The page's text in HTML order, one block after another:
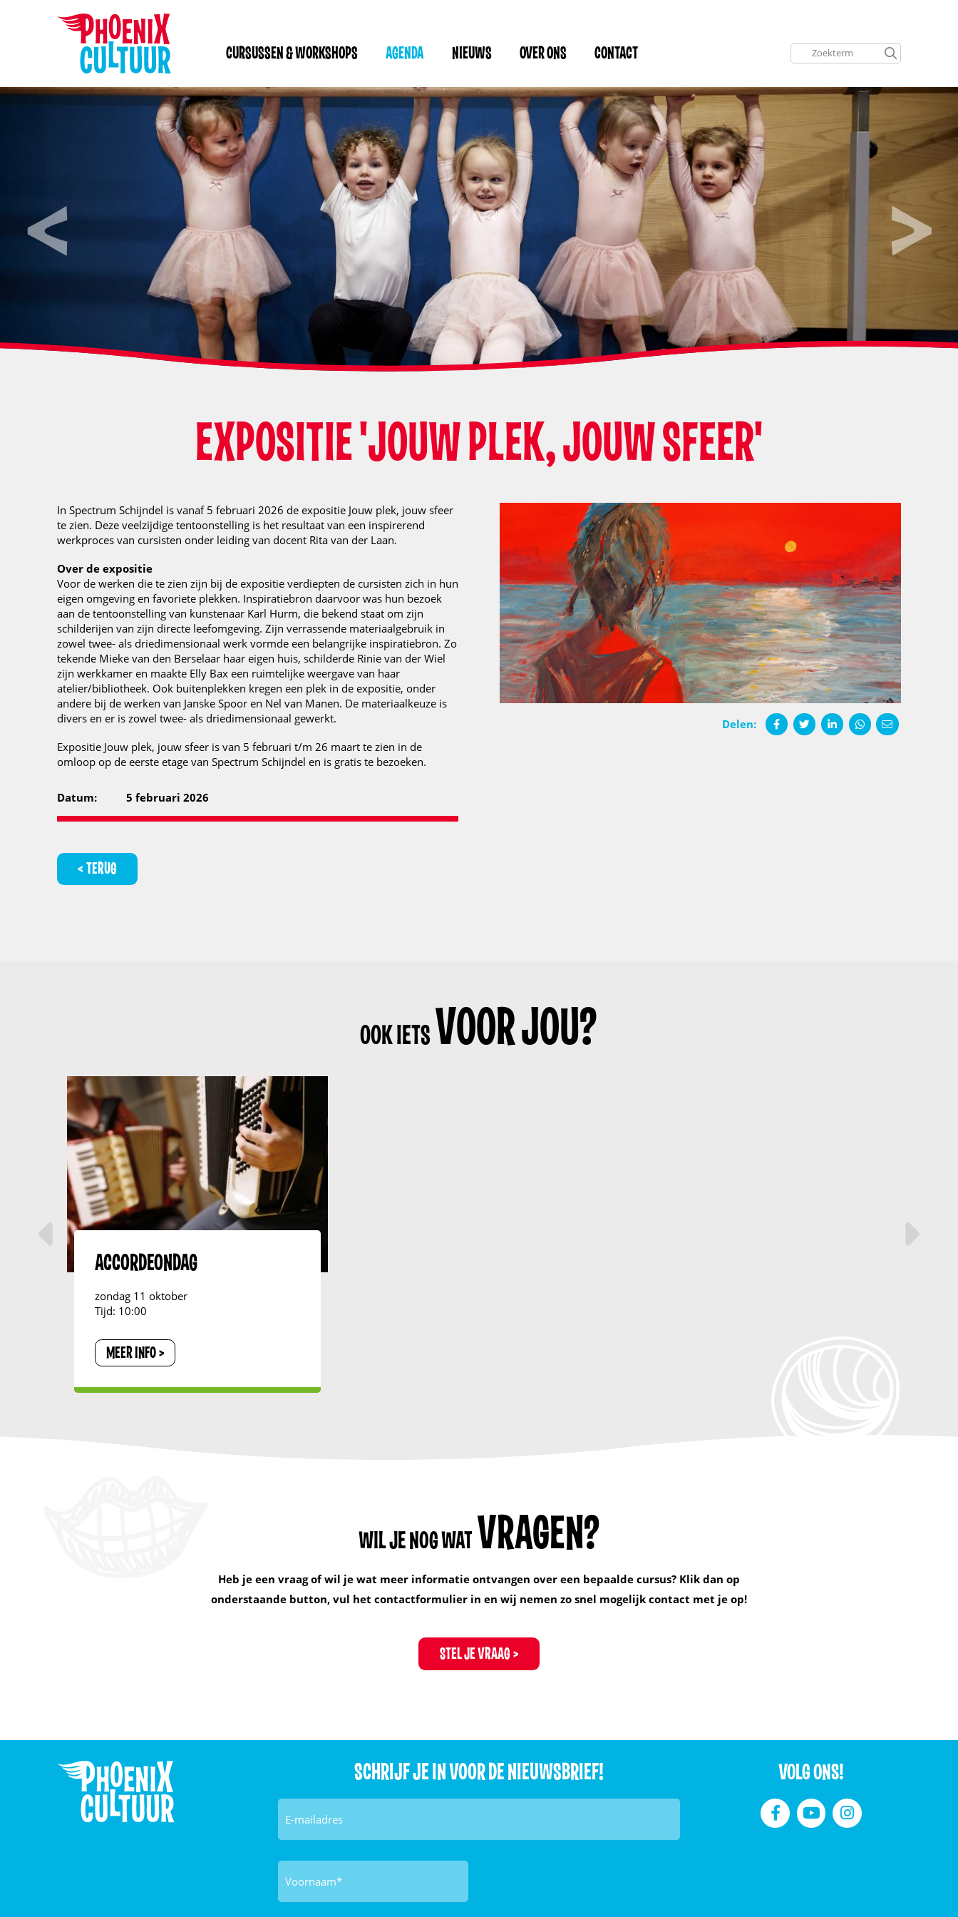
CURSUSSEN & WORKSHOPS AGENDA NIEUWS OVER ONS CONTACT
EXPOSITIE 'JOUW PLEK, JOUW SFEER'
In Spectrum Schijndel is vanaf 5 februari 2026 de expositie Jouw plek, jouw sfeer
te zien. Deze veelzijdige tentoonstelling is het resultaat van een inspirerend
werkproces van cursisten onder leiding van docent Rita van der Laan.
Over de expositie
Voor de werken die te zien zijn bij de expositie verdiepten de cursisten zich in hun
eigen omgeving en favoriete plekken. Inspiratiebron daarvoor was hun bezoek
aan de tentoonstelling van kunstenaar Karl Hurm, die bekend staat om zijn
schilderijen van zijn directe leefomgeving. Zijn verrassende materiaalgebruik in
zowel twee- als driedimensionaal werk vormde een belangrijke inspiratiebron. Zo
tekende Mieke van den Berselaar haar eigen huis, schilderde Rinie van der Wiel
zijn werkkamer en maakte Elly Bax een ruimtelijke weergave van haar
atelier/bibliotheek. Ook buitenplekken kregen een plek in de expositie, onder
andere bij de werken van Janske Spoor en Nel van Manen. De materiaalkeuze is
divers en er is zowel twee- als driedimensionaal gewerkt.
Expositie Jouw plek, jouw sfeer is van 5 februari t/m 26 maart te zien in de
omloop op de eerste etage van Spectrum Schijndel en is gratis te bezoeken.
Datum: 5 februari 2026
Delen:
TERUG
OOK IETS VOOR JOU?
ACCORDEONDAG
zondag 11 oktober
Tijd: 10:00
MEER INFO
WIL JE NOG WAT VRAGEN?
Heb je een vraag of wil je wat meer informatie ontvangen over een bepaalde cursus? Klik dan op
onderstaande button, vul het contactformulier in en wij nemen zo snel mogelijk contact met je op!
STEL JE VRAAG
SCHRIJF JE IN VOOR DE NIEUWSBRIEF! VOLG ONS!
  